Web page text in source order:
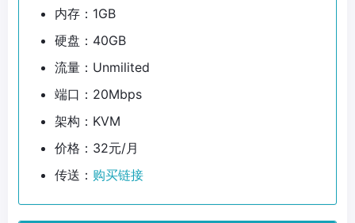
内存：1GB
硬盘：40GB
流量：Unmilited
端口：20Mbps
架构：KVM
价格：32元/月
传送： 购买链接